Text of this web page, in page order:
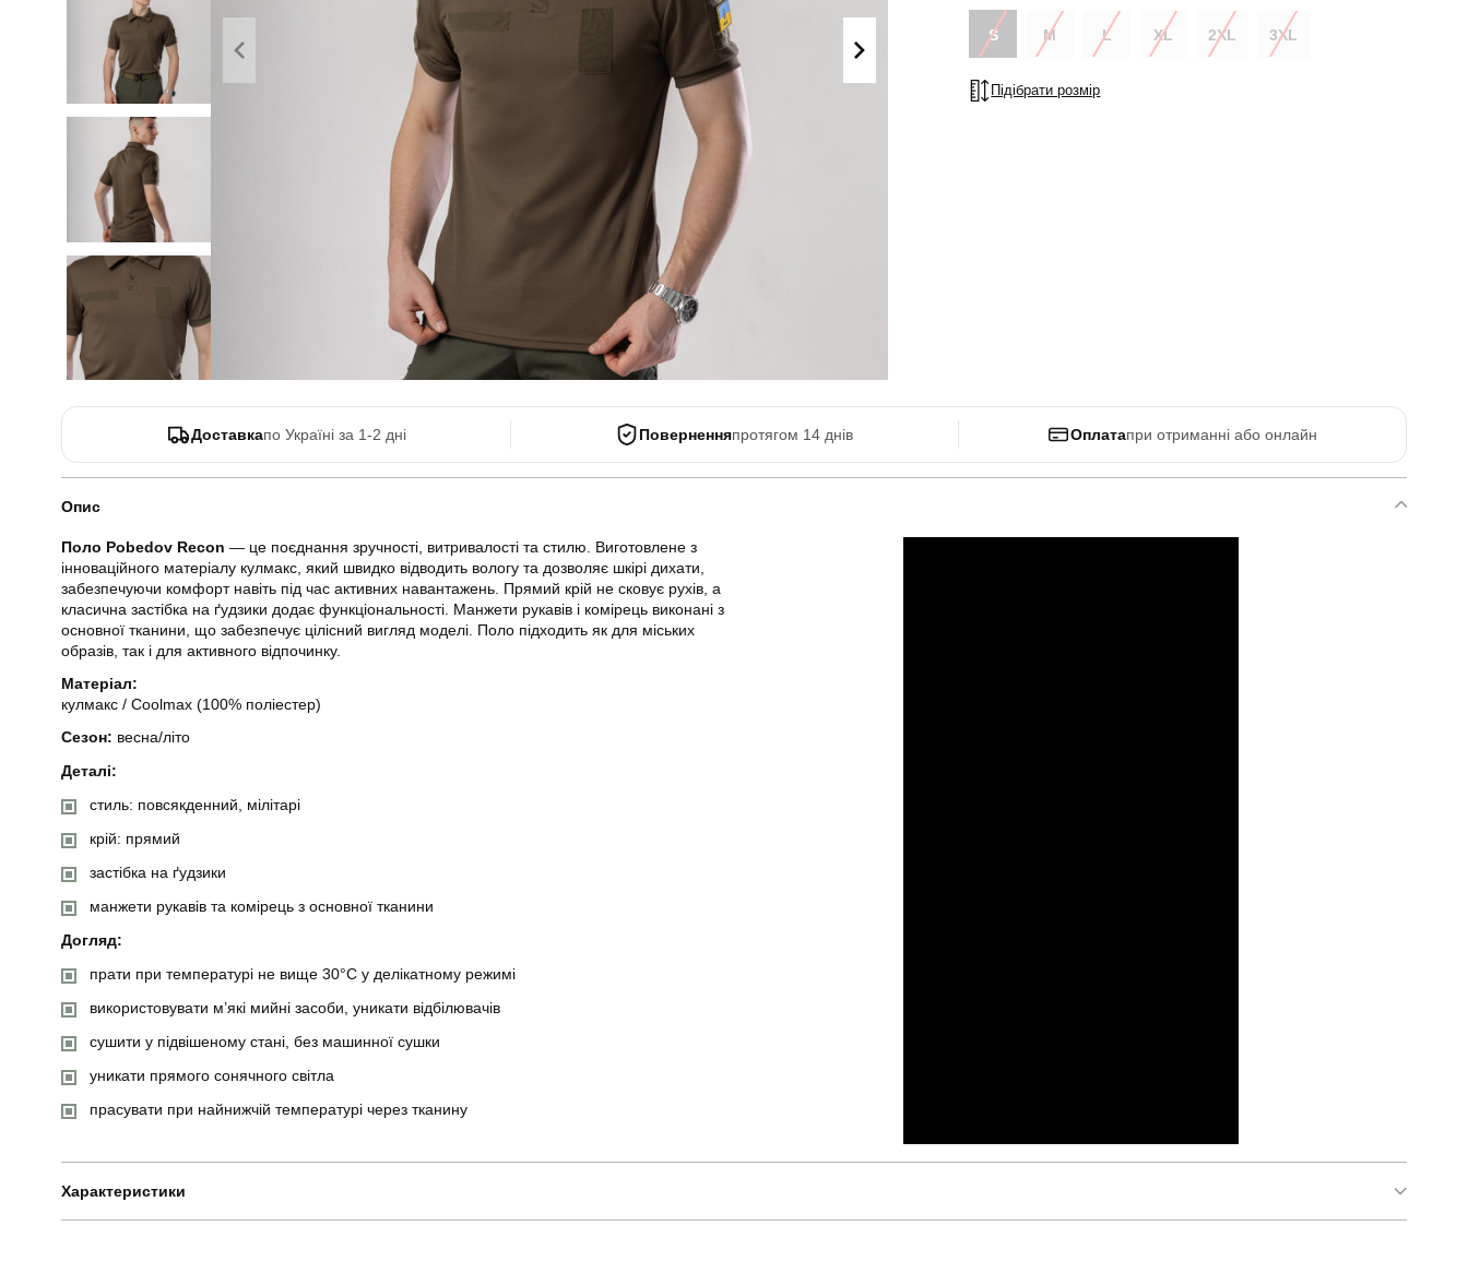
Літні комплекти
Сорочки
Футболки
Майки
ХУДІ, СВІТШОТИ, СВЕТРИ
Боді
S M L XL 2XL 3XL
Підібрати розмір
Доставкапо Україні за 1-2 дні Поверненняпротягом 14 днів Оплатапри отриманні або онлайн
Опис
Поло Pobedov Recon — це поєднання зручності, витривалості та стилю. Виготовлене з
інноваційного матеріалу кулмакс, який швидко відводить вологу та дозволяє шкірі дихати,
забезпечуючи комфорт навіть під час активних навантажень. Прямий крій не сковує рухів, а
класична застібка на ґудзики додає функціональності. Манжети рукавів і комірець виконані з
основної тканини, що забезпечує цілісний вигляд моделі. Поло підходить як для міських
образів, так і для активного відпочинку.
Матеріал:
кулмакс / Coolmax (100% поліестер)
Сезон: весна/літо
Деталі:
стиль: повсякденний, мілітарі
крій: прямий
застібка на ґудзики
манжети рукавів та комірець з основної тканини
Догляд:
прати при температурі не вище 30°C у делікатному режимі
використовувати м’які мийні засоби, уникати відбілювачів
сушити у підвішеному стані, без машинної сушки
уникати прямого сонячного світла
прасувати при найнижчій температурі через тканину
Характеристики